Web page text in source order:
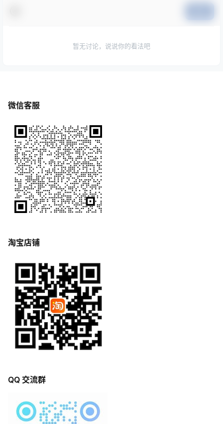
暂无讨论，说说你的看法吧
微信客服
淘宝店铺
QQ 交流群